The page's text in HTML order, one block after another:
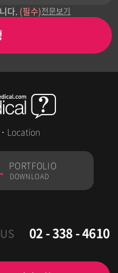
다. (필수)전문보기
· Location
PORTFOLIO
DOWNLOAD
02 - 338 - 4610